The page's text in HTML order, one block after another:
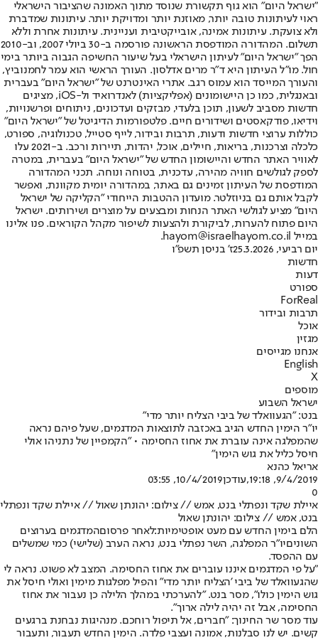
"ישראל היום" הוא גוף תקשורת שנוסד מתוך האמונה שהציבור הישראלי
ראוי לעיתונות טובה יותר, מאוזנת יותר ומדויקת יותר. עיתונות שמדברת
ולא צועקת. עיתונות אמינה, אובייקטיבית ועניינית. עיתונות אחרת וללא
תשלום. המהדורה המודפסת הראשונה פורסמה ב-30 ביולי 2007, וב-2010
הפך "ישראל היום" לעיתון הישראלי בעל שיעור החשיפה הגבוה ביותר בימי
חול. מו"ל העיתון היא ד"ר מרים אדלסון. העורך הראשי הוא עמר לחמנוביץ,
והעורך המייסד הוא עמוס רגב. אתרי האינטרנט של "ישראל היום" בעברית
ובאנגלית, כמו כן היישומונים (אפליקציות) לאנדרואיד ול-iOS, מציגים
חדשות מסביב לשעון, תוכן בלעדי, מבזקים ועדכונים, ניתוחים ופרשנויות,
וידיאו, פודקאסטים ושידורים חיים. פלטפורמות הדיגיטל של "ישראל היום"
כוללות ערוצי חדשות ודעות, תרבות ובידור, לייף סטייל, טכנולוגיה, ספורט,
כלכלה וצרכנות, בריאות, חיילים, אוכל, יהדות, תיירות ורכב. ב-2021 עלו
לאוויר האתר החדש והיישומון החדש של "ישראל היום" בעברית, במטרה
לספק לגולשים חוויה מהירה, עדכנית, בטוחה ונוחה. תכני המהדורה
המודפסת של העיתון זמינים גם באתר, במהדורה יומית מקוונת, ואפשר
לקבל אותם גם בניוזלטר. מועדון ההטבות הייחודי "הקליקה של ישראל
היום" מציע לגולשי האתר הנחות ומבצעים על מוצרים ושירותים. ישראל
היום פתוח להערות, לביקורת ולהצעות לשיפור מקהל הקוראים. פנו אלינו
במייל hayom@israelhayom.co.il.
יום רביעי, 25.3.2026
ז' בניסן תשפ"ו
חדשות
דעות
ספורט
ForReal
תרבות ובידור
אוכל
מגזין
אנחנו מגייסים
English
X
מוספים
ישראל השבוע
בנט: "הגעוואלד של ביבי הצליח יותר מדי"
יו"ר הימין החדש הגיב באכזבה לתוצאות המדגמים, שעל פיהם נראה
שהמפלגה אינה עוברת את אחוז החסימה • "הקמפיין של נתניהו אולי
חיסל כליל את גוש הימין"
אריאל כהנא
9/4/2019, 19:18
,עודכן10/4/2019, 03:55
0
איילת שקד ונפתלי בנט, אמש // צילום: יהונתן שאול // איילת שקד ונפתלי
בנט, אמש // צילום: יהונתן שאול
הלם בימין החדש עם מעט אופטימיות:לאחר פרסוםהמדגמים בערוצים
השוניםיו"ר המפלגה, השר נפתלי בנט, נראה הערב (שלישי) כמי שמשלים
עם ההפסד.
"על פי המדגמים איננו עוברים את אחוז החסימה. המצב לא פשוט. נראה לי
שהגעוואלד של ביבי 'הצליח יותר מדי" והפיל מפלגות מימין ואולי חיסל את
גוש הימין כולו", מסר בנט. "להערכתי במהלך הלילה כן נעבור את אחוז
החסימה, אבל זה יהיה לילה ארוך".
עוד מסר שר החינוך: "חברים, אל תיפול רוחכם. מנהיגות נבחנת ברגעים
קשים. יש לנו סבלנות, אמונה ועצבי פלדה. הימין החדש תעבור, ותעבור